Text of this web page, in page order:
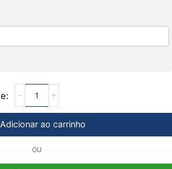
Adicionar ao carrinho
OU